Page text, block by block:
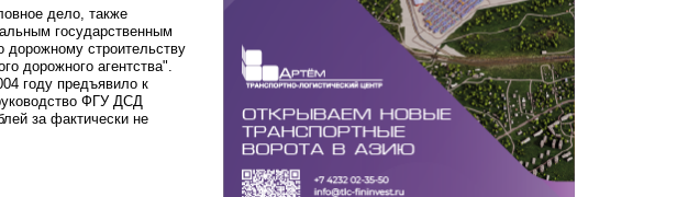
дело, также
государственным
строительству
дорожного агентства".
году предъявило к
ФГУ ДСД
за фактически не